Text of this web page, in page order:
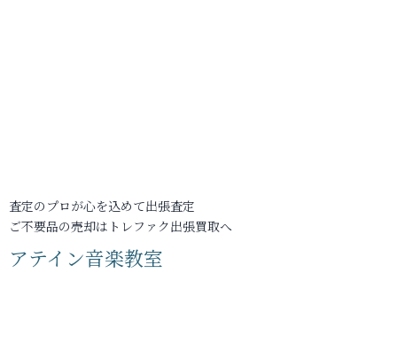
査定のプロが心を込めて出張査定
ご不要品の売却はトレファク出張買取へ
アテイン音楽教室